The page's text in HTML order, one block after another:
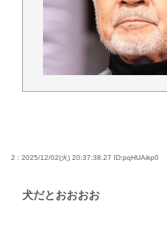
2 : 2025/12/02(火) 20:37:38.27 ID:pqHUAikp0
犬だとおおおお